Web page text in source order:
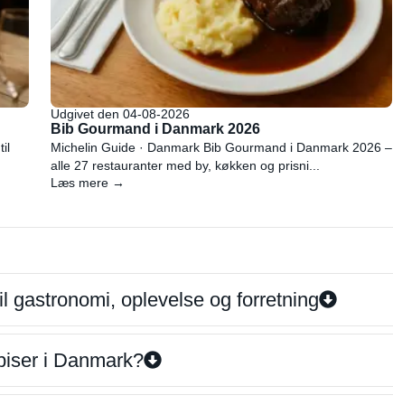
Udgivet den 04-08-2026
Bib Gourmand i Danmark 2026
Michelin Guide · Danmark Bib Gourmand i Danmark 2026 –
alle 27 restauranter med by, køkken og prisni...
Læs mere →
gastronomi, oplevelse og forretning
i Danmark?